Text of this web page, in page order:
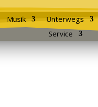
Musik Unterwegs
Service